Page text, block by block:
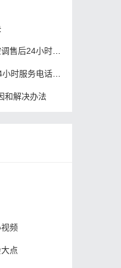
电话,空调客服中心电话
,空调客服中心电话
和解决办法
频
点